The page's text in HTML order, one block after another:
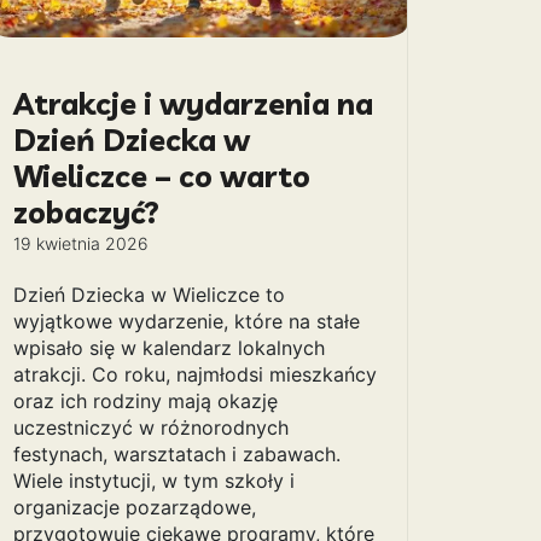
Atrakcje i wydarzenia na
Dzień Dziecka w
Wieliczce – co warto
zobaczyć?
19 kwietnia 2026
Dzień Dziecka w Wieliczce to
wyjątkowe wydarzenie, które na stałe
wpisało się w kalendarz lokalnych
atrakcji. Co roku, najmłodsi mieszkańcy
oraz ich rodziny mają okazję
uczestniczyć w różnorodnych
festynach, warsztatach i zabawach.
Wiele instytucji, w tym szkoły i
organizacje pozarządowe,
przygotowuje ciekawe programy, które